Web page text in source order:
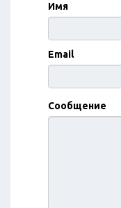
Имя
Email
Сообщение